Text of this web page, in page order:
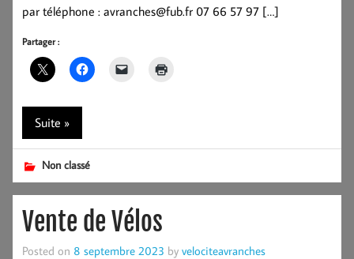
par téléphone : avranches@fub.fr 07 66 57 97 […]
Partager :
Suite »
Non classé
Vente de Vélos
Posted on 8 septembre 2023 by velociteavranches